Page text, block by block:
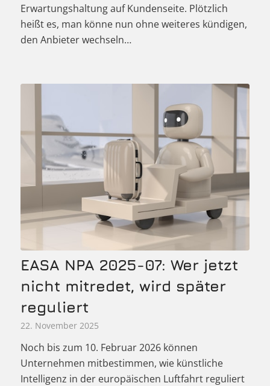
Erwartungshaltung auf Kundenseite. Plötzlich
heißt es, man könne nun ohne weiteres kündigen,
den Anbieter wechseln…
EASA NPA 2025-07: Wer jetzt
nicht mitredet, wird später
reguliert
22. November 2025
Noch bis zum 10. Februar 2026 können
Unternehmen mitbestimmen, wie künstliche
Intelligenz in der europäischen Luftfahrt reguliert